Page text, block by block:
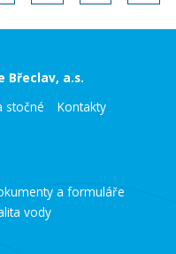
Břeclav, a.s.
stočné Kontakty
a formuláře
vody